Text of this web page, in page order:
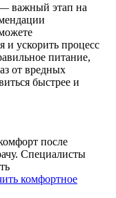
— важный этап на
ускорить процесс
питание,
от вредных
быстрее и
после
Специалисты
комфортное